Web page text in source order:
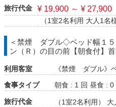
旅行代金 ¥ 19,900 ～ ¥ 27,900
（1室2名利用 大人1名
＜禁煙 ダブル◇ベッド幅１５
ン（Ｒ）の目の前【朝食付】
利用客室
《禁煙 ダブル》
食事タイプ
朝食 : 1 回 昼食 : 0
旅行代金 （1室2名利用） 大